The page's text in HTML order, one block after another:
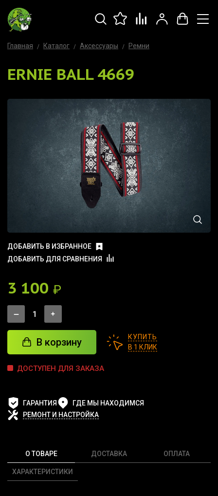
Главная Каталог Аксессуары Ремни
ERNIE BALL 4669
ДОБАВИТЬ В ИЗБРАННОЕ
ДОБАВИТЬ ДЛЯ СРАВНЕНИЯ
3 100 ₽
В корзину
КУПИТЬ
В 1 КЛИК
ДОСТУПЕН ДЛЯ ЗАКАЗА
ГАРАНТИЯ
ГДЕ МЫ НАХОДИМСЯ
РЕМОНТ И НАСТРОЙКА
О ТОВАРЕ
ХАРАКТЕРИСТИКИ
ДОСТАВКА ОПЛАТА